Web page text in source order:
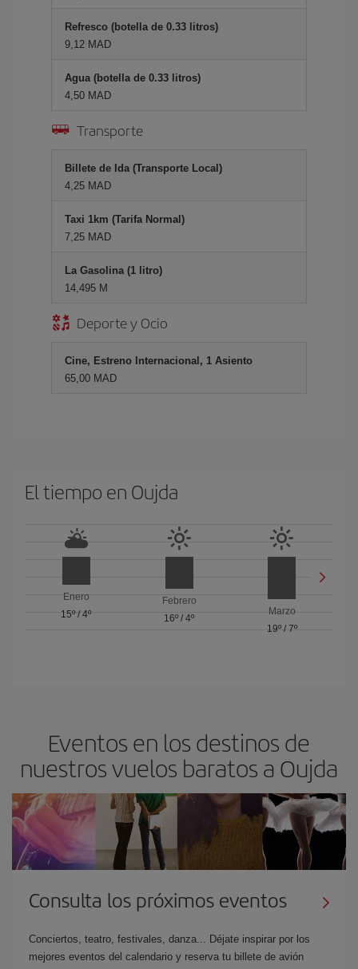
Refresco (botella de 0.33 litros)
9,12 MAD
Agua (botella de 0.33 litros)
4,50 MAD
Transporte
Billete de Ida (Transporte Local)
4,25 MAD
Taxi 1km (Tarifa Normal)
7,25 MAD
La Gasolina (1 litro)
14,495 M
Deporte y Ocio
Cine, Estreno Internacional, 1 Asiento
65,00 MAD
El tiempo en Oujda
Enero
15º/4º
Febrero
16º / 4º
Marzo
19º/ 7º
Eventos en los destinos de
nuestros vuelos baratos a Oujda
Consulta los próximos eventos
Conciertos, teatro, festivales, danza... Déjate inspirar por los
mejores eventos del calendario y reserva tu billete de avión